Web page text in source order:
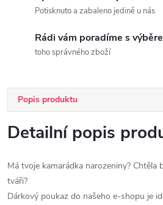
Potisknuto a zabaleno jedině u nás
Rádi vám poradíme s
toho správného zboží
Popis produktu
Detailní popis
Má tvoje kamarádka narozeniny? Chtěla
tváři?
Dárkový poukaz do našeho e-shopu je